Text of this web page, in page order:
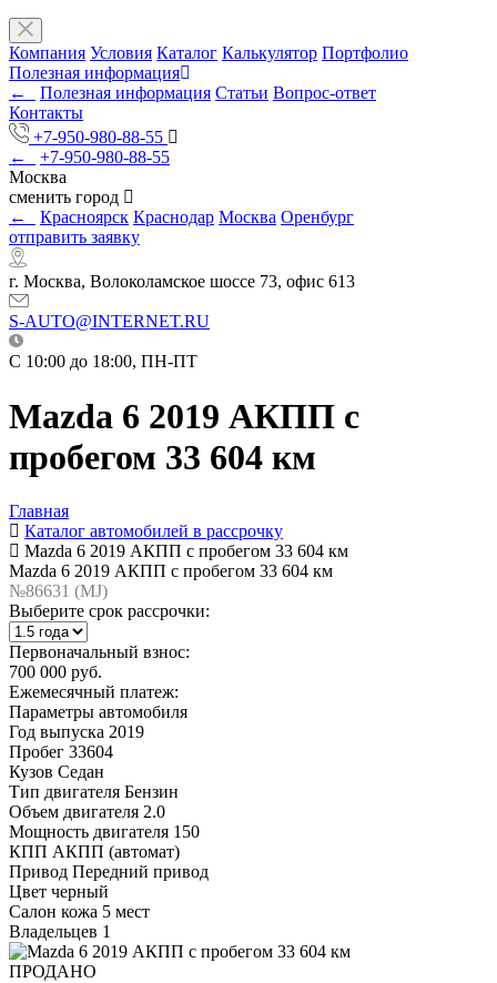
Компания Условия Каталог Калькулятор Портфолио
Полезная информация
←
Полезная информация Статьи Вопрос-ответ
Контакты
+7-950-980-88-55
←
+7-950-980-88-55
Москва
сменить город
←
Красноярск Краснодар Москва Оренбург
отправить заявку
г. Москва, Волоколамское шоссе 73, офис 613
S-AUTO@INTERNET.RU
C 10:00 до 18:00, ПН-ПТ
Mazda 6 2019 АКПП с
пробегом 33 604 км
Главная
Каталог автомобилей в рассрочку
Mazda 6 2019 АКПП с пробегом 33 604 км
Mazda 6 2019 АКПП с пробегом 33 604 км
№86631 (МJ)
Выберите срок рассрочки:
Первоначальный взнос:
700 000 руб.
Ежемесячный платеж:
Параметры автомобиля
Год выпуска 2019
Пробег 33604
Кузов Седан
Тип двигателя Бензин
Объем двигателя 2.0
Мощность двигателя 150
КПП АКПП (автомат)
Привод Передний привод
Цвет черный
Салон кожа 5 мест
Владельцев 1
ПРОДАНО